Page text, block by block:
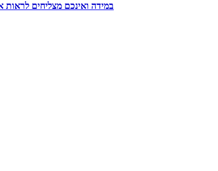
במידה ואינכם מצליחים לראות